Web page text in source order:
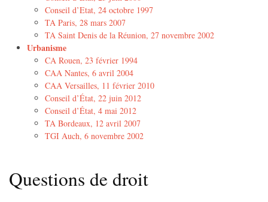
Conseil d’Etat, 24 octobre 1997
TA Paris, 28 mars 2007
TA Saint Denis de la Réunion, 27 novembre 2002
Urbanisme
CA Rouen, 23 février 1994
CAA Nantes, 6 avril 2004
CAA Versailles, 11 février 2010
Conseil d’État, 22 juin 2012
Conseil d’État, 4 mai 2012
TA Bordeaux, 12 avril 2007
TGI Auch, 6 novembre 2002
Questions de droit